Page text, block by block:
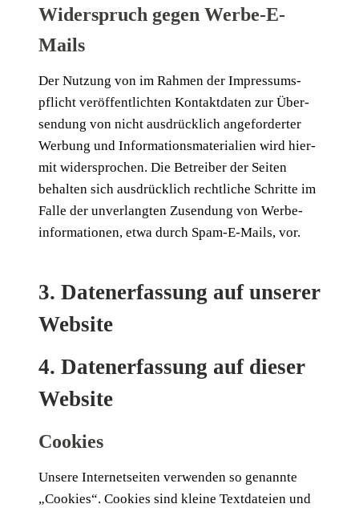
Widerspruch gegen Werbe-E-
Mails
Der Nut­zung von im Rah­men der Impres­sums­
pflicht ver­öf­fent­lich­ten Kon­takt­da­ten zur Über­
sen­dung von nicht aus­drück­lich ange­for­der­ter
Wer­bung und Infor­ma­ti­ons­ma­te­ria­li­en wird hier­
mit wider­spro­chen. Die Betrei­ber der Sei­ten
behal­ten sich aus­drück­lich recht­li­che Schrit­te im
Fal­le der unver­lang­ten Zusen­dung von Wer­be­
infor­ma­tio­nen, etwa durch Spam-E-Mails, vor.
3. Datenerfassung auf unserer
Website
4. Datenerfassung auf dieser
Website
Cookies
Unse­re Inter­net­sei­ten ver­wen­den so genann­te
„Coo­kies“. Coo­kies sind klei­ne Text­da­tei­en und